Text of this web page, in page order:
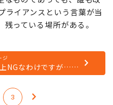
のルール」も、人によって
、それ以外にも暗黙のルー
ものであっても、誰も改
っている場所がある。
ジ
NGなわけですが……